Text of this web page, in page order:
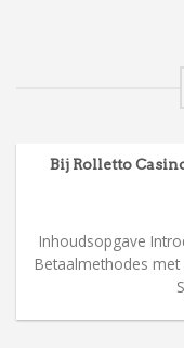
Bij Rolletto
Inhoudsopgave
Betaalmethodes met